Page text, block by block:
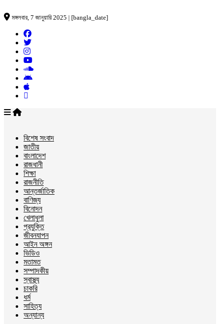
মঙ্গলবার, 7 জানুয়ারি 2025 | [bangla_date]
বিশেষ সংবাদ
জাতীয়
বাংলাদেশ
রাজধানী
শিক্ষা
রাজনীতি
আন্তর্জাতিক
বাণিজ্য
বিনোদন
খেলাধুলা
প্রযুক্তি
জীবনযাপন
আইন অঙ্গন
ভিডিও
মতামত
সম্পাদকীয়
স্বাস্থ্য
চাকরি
ধর্ম
সাহিত্য
অন্যান্য